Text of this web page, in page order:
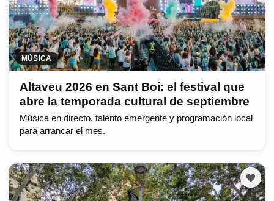
MÚSICA
Altaveu 2026 en Sant Boi: el festival que
abre la temporada cultural de septiembre
Música en directo, talento emergente y programación local
para arrancar el mes.